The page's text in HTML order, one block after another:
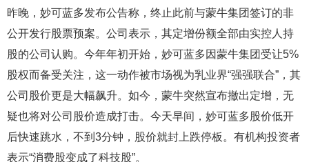
昨晚，妙可蓝多发布公告称，终止此前与蒙牛集团签订的非
公开发行股票预案。公司表示，其定增份额全部由实控人持
股的公司认购。今年年初开始，妙可蓝多因蒙牛集团受让5%
股权而备受关注，这一动作被市场视为乳业界“强强联合”，其
公司股价更是大幅飙升。如今，蒙牛突然宣布撤出定增，无
疑也将对公司股价造成打击。今天早间，妙可蓝多股价低开
后快速跳水，不到3分钟，股价就封上跌停板。有机构投资者
表示“消费股变成了科技股”。